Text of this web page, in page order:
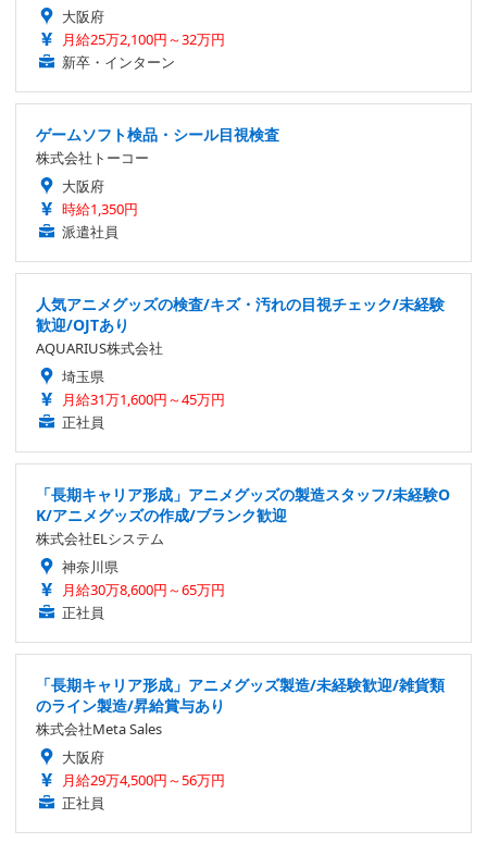
大阪府
月給25万2,100円～32万円
新卒・インターン
ゲームソフト検品・シール目視検査
株式会社トーコー
大阪府
時給1,350円
派遣社員
人気アニメグッズの検査/キズ・汚れの目視チェック/未経験
歓迎/OJTあり
AQUARIUS株式会社
埼玉県
月給31万1,600円～45万円
正社員
「長期キャリア形成」アニメグッズの製造スタッフ/未経験O
K/アニメグッズの作成/ブランク歓迎
株式会社ELシステム
神奈川県
月給30万8,600円～65万円
正社員
「長期キャリア形成」アニメグッズ製造/未経験歓迎/雑貨類
のライン製造/昇給賞与あり
株式会社Meta Sales
大阪府
月給29万4,500円～56万円
正社員